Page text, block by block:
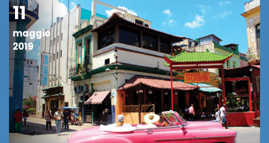
11
maggio
2019